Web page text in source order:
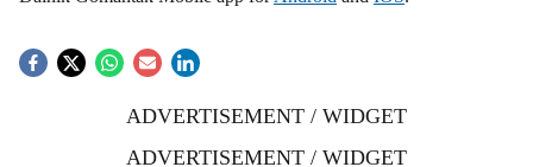
ADVERTISEMENT / WIDGET
ADVERTISEMENT / WIDGET